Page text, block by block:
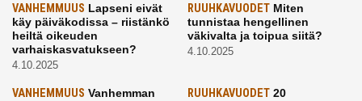
VANHEMMUUS Lapseni eivät
käy päiväkodissa – riistänkö
heiltä oikeuden
varhaiskasvatukseen?
4.10.2025
RUUHKAVUODETMiten
tunnistaa hengellinen
väkivalta ja toipua siitä?
4.10.2025
VANHEMMUUS Vanhemman
RUUHKAVUODET20